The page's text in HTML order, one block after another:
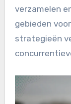
verzamelen
gebieden
strategieën